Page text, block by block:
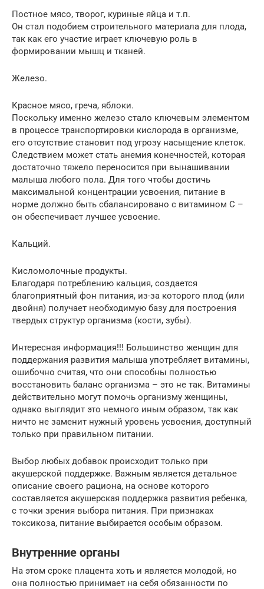
Постное мясо, творог, куриные яйца и т.п.
Он стал подобием строительного материала для плода,
так как его участие играет ключевую роль в
формировании мышц и тканей.
Железо.
Красное мясо, греча, яблоки.
Поскольку именно железо стало ключевым элементом
в процессе транспортировки кислорода в организме,
его отсутствие становит под угрозу насыщение клеток.
Следствием может стать анемия конечностей, которая
достаточно тяжело переносится при вынашивании
малыша любого пола. Для того чтобы достичь
максимальной концентрации усвоения, питание в
норме должно быть сбалансировано с витамином С –
он обеспечивает лучшее усвоение.
Кальций.
Кисломолочные продукты.
Благодаря потреблению кальция, создается
благоприятный фон питания, из-за которого плод (или
двойня) получает необходимую базу для построения
твердых структур организма (кости, зубы).
Интересная информация!!! Большинство женщин для
поддержания развития малыша употребляет витамины,
ошибочно считая, что они способны полностью
восстановить баланс организма – это не так. Витамины
действительно могут помочь организму женщины,
однако выглядит это немного иным образом, так как
ничто не заменит нужный уровень усвоения, доступный
только при правильном питании.
Выбор любых добавок происходит только при
акушерской поддержке. Важным является детальное
описание своего рациона, на основе которого
составляется акушерская поддержка развития ребенка,
с точки зрения выбора питания. При признаках
токсикоза, питание выбирается особым образом.
Внутренние органы
На этом сроке плацента хоть и является молодой, но
она полностью принимает на себя обязанности по